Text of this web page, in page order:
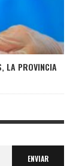
LA PROVINCIA